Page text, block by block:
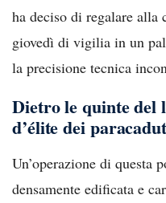
ha deciso di regalare alla
giovedì di vigilia in un
la precisione tecnica
Dietro le quinte del
d’élite dei
Un’operazione di questa
densamente edificata e